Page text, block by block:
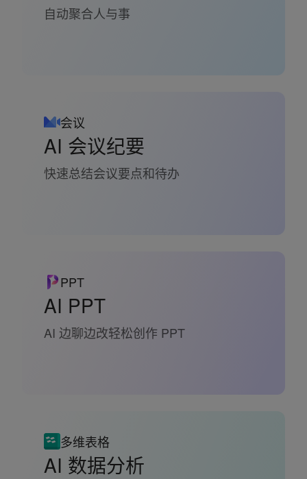
自动聚合人与事
会议
AI 会议纪要
快速总结会议要点和待办
PPT
AI PPT
AI 边聊边改轻松创作 PPT
多维表格
AI 数据分析